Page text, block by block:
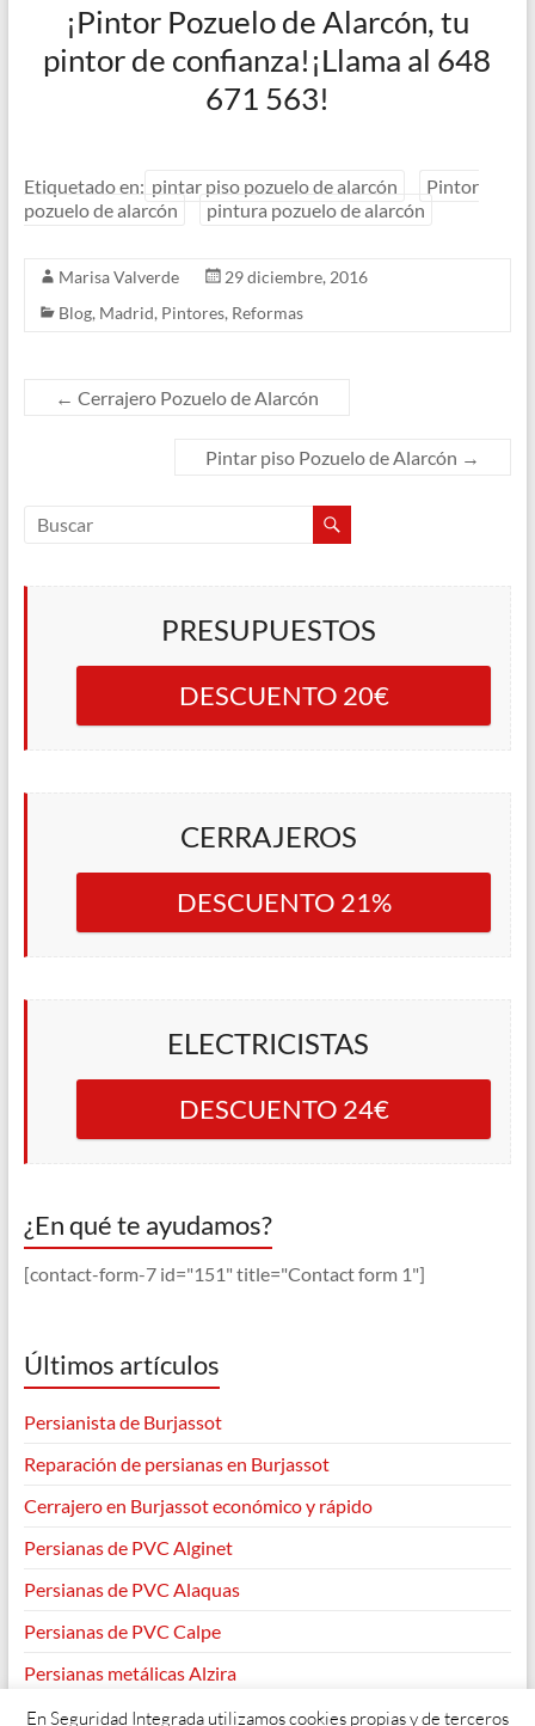
¡Pintor Pozuelo de Alarcón, tu
pintor de confianza!¡Llama al 648
671 563!
Etiquetado en: pintar piso pozuelo de alarcón
Pintor
pozuelo de alarcón
pintura pozuelo de alarcón
Marisa Valverde
29 diciembre, 2016
Blog, Madrid, Pintores, Reformas
← Cerrajero Pozuelo de Alarcón
Pintar piso Pozuelo de Alarcón →
PRESUPUESTOS
DESCUENTO 20€
CERRAJEROS
DESCUENTO 21%
ELECTRICISTAS
DESCUENTO 24€
¿En qué te ayudamos?
[contact-form-7 id="151" title="Contact form 1"]
Últimos artículos
Persianista de Burjassot
Reparación de persianas en Burjassot
Cerrajero en Burjassot económico y rápido
Persianas de PVC Alginet
Persianas de PVC Alaquas
Persianas de PVC Calpe
Persianas metálicas Alzira
En Seguridad Integrada utilizamos cookies propias y de terceros